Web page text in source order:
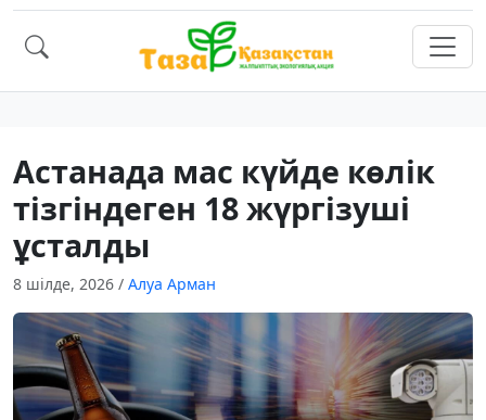
Астанада мас күйде көлік
тізгіндеген 18 жүргізуші
ұсталды
8 шілде, 2026 / Алуа Арман